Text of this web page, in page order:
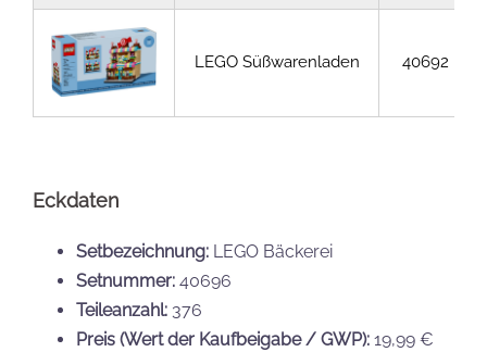
LEGO Süßwarenladen 40692
Eckdaten
Setbezeichnung: LEGO Bäckerei
Setnummer: 40696
Teileanzahl: 376
Preis (Wert der Kaufbeigabe / GWP): 19,99 €